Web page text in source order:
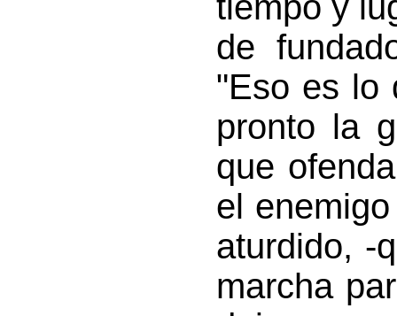
de
"Eso es lo
pronto la
que
el
aturdido, -
marcha